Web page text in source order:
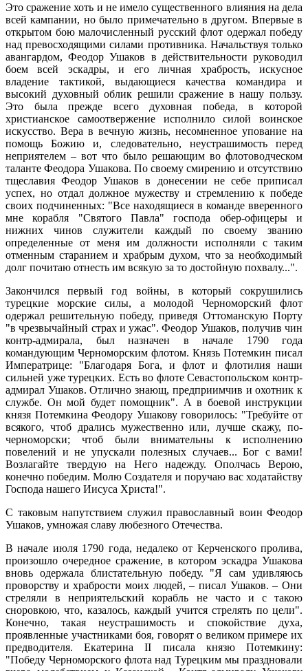
Это сражение хоть и не имело существенного влияния на дела
всей кампании, но было примечательно в другом. Впервые в
открытом бою малочисленный русский флот одержал победу
над превосходящими силами противника. Начальствуя только
авангардом, Феодор Ушаков в действительности руководил
боем всей эскадры, и его личная храбрость, искусное
владение тактикой, выдающиеся качества командира и
высокий духовный облик решили сражение в нашу пользу.
Это была прежде всего духовная победа, в которой
христианское самоотвержение исполнило силой воинское
искусство. Вера в вечную жизнь, несомненное упование на
помощь Божию и, следовательно, неустрашимость перед
неприятелем – вот что было решающим во флотоводческом
таланте Феодора Ушакова. По своему смирению и отсутствию
тщеславия Феодор Ушаков в донесении не себе приписал
успех, но отдал должное мужеству и стремлению к победе
своих подчиненных: "Все находящиеся в команде вверенного
мне корабля "Святого Павла" господа обер-офицеры и
нижних чинов служители каждый по своему званию
определенные от меня им должности исполняли с таким
отменным старанием и храбрым духом, что за необходимый
долг почитаю отнесть им всякую за то достойную похвалу...".
Закончился первый год войны, в который сокрушились
турецкие морские силы, а молодой Черноморский флот
одержал решительную победу, приведя Оттоманскую Порту
"в чрезвычайный страх и ужас". Феодор Ушаков, получив чин
контр-адмирала, был назначен в начале 1790 года
командующим Черноморским флотом. Князь Потемкин писал
Императрице: "Благодаря Бога, и флот и флотилия наши
сильней уже турецких. Есть во флоте Севастопольском контр-
адмирал Ушаков. Отлично знающ, предприимчив и охотник к
службе. Он мой будет помощник". А в боевой инструкции
князя Потемкина Феодору Ушакову говорилось: "Требуйте от
всякого, чтоб дрались мужественно или, лучше скажу, по-
черноморски; чтоб были внимательны к исполнению
повелений и не упускали полезных случаев... Бог с вами!
Возлагайте твердую на Него надежду. Ополчась Верою,
конечно победим. Молю Создателя и поручаю вас ходатайству
Господа нашего Иисуса Христа!".
С таковым напутствием служил православный воин Феодор
Ушаков, умножая славу любезного Отечества.
В начале июля 1790 года, недалеко от Керченского пролива,
произошло очередное сражение, в котором эскадра Ушакова
вновь одержала блистательную победу. "Я сам удивляюсь
проворству и храбрости моих людей, – писал Ушаков. – Они
стреляли в неприятельский корабль не часто и с такою
сноровкою, что, казалось, каждый учится стрелять по цели".
Конечно, такая неустрашимость и спокойствие духа,
проявленные участниками боя, говорят о великом примере их
предводителя. Екатерина II писала князю Потемкину:
"Победу Черноморского флота над Турецким мы праздновали